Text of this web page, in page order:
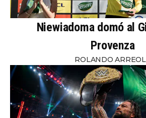
Niewiadoma domó al
Provenza
ROLANDO